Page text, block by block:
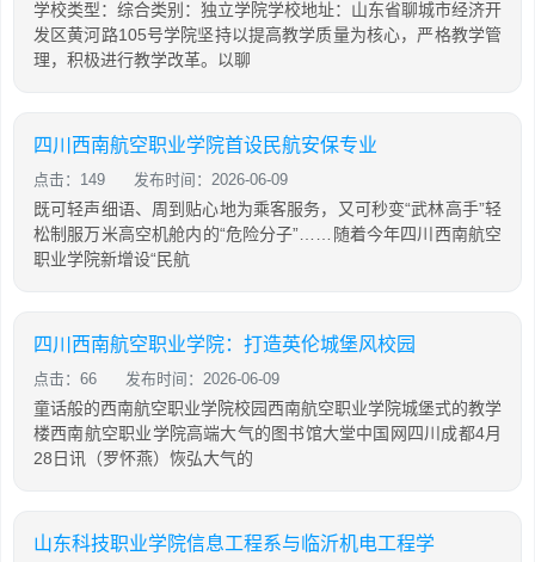
学校类型：综合类别：独立学院学校地址：山东省聊城市经济开
发区黄河路105号学院坚持以提高教学质量为核心，严格教学管
理，积极进行教学改革。以聊
四川西南航空职业学院首设民航安保专业
点击：149 发布时间：2026-06-09
既可轻声细语、周到贴心地为乘客服务，又可秒变“武林高手”轻
松制服万米高空机舱内的“危险分子”……随着今年四川西南航空
职业学院新增设“民航
四川西南航空职业学院：打造英伦城堡风校园
点击：66 发布时间：2026-06-09
童话般的西南航空职业学院校园西南航空职业学院城堡式的教学
楼西南航空职业学院高端大气的图书馆大堂中国网四川成都4月
28日讯（罗怀燕）恢弘大气的
山东科技职业学院信息工程系与临沂机电工程学